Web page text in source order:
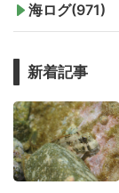
海ログ(971)
新着記事